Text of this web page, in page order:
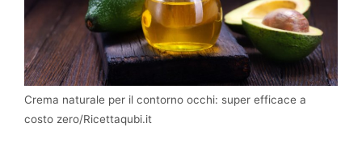
Crema naturale per il contorno occhi: super efficace a
costo zero/Ricettaqubi.it